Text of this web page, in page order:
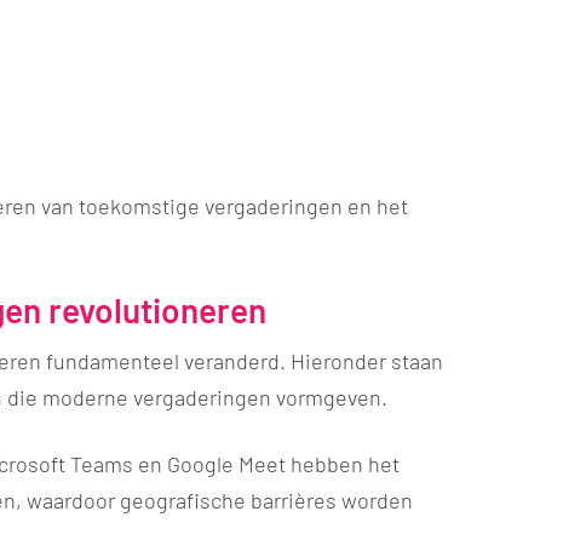
van toekomstige vergaderingen en het
revolutioneren
fundamenteel veranderd. Hieronder staan
moderne vergaderingen vormgeven.
Teams en Google Meet hebben het
waardoor geografische barrières worden